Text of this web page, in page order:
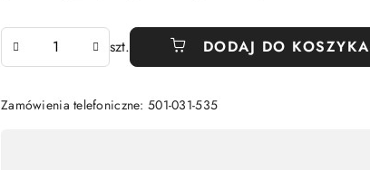
szt. DODAJ DO KOSZYKA
Zamówienia telefoniczne: 501-031-535